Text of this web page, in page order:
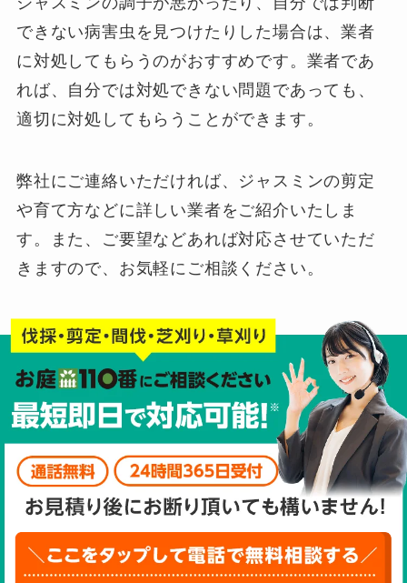
できない病害虫を見つけたりした場合は、業者
に対処してもらうのがおすすめです。業者であ
れば、自分では対処できない問題であっても、
適切に対処してもらうことができます。
弊社にご連絡いただければ、ジャスミンの剪定
や育て方などに詳しい業者をご紹介いたしま
す。また、ご要望などあれば対応させていただ
きますので、お気軽にご相談ください。